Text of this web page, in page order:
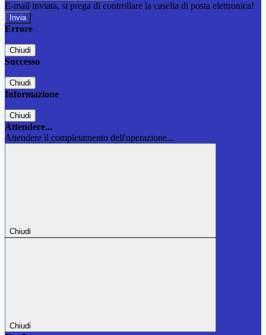
E-mail inviata, si prega di controllare la casella di posta elettronica!
Errore
Chiudi
Successo
Chiudi
Informazione
Chiudi
Attendere...
Attendere il completamento dell'operazione...
Chiudi
Chiudi